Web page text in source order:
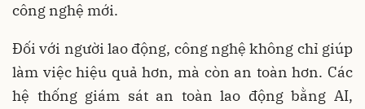
công nghệ mới.
Đối với người lao động, công nghệ không chỉ giúp
làm việc hiệu quả hơn, mà còn an toàn hơn. Các
hệ thống giám sát an toàn lao động bằng AI,